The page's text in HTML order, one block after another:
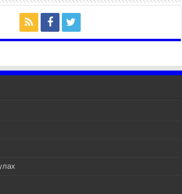
уяачдын галаар УИХ-ын
баяр хүргэв
40 минут
сурын талбай,
дарга С.Бямбацогт
дэвшүүлэв
09 минут
БНХАУ-аас Монгол